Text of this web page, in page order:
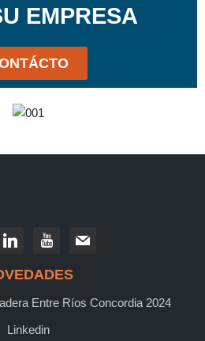
EMPRESA
Entre Ríos Concordia 2024
Linkedin